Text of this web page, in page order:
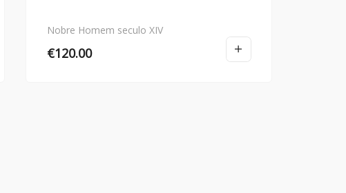
Nobre Homem seculo XIV
€120.00